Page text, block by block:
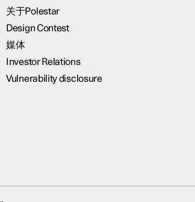
关于Polestar
Design Contest
媒体
Investor Relations
Vulnerability disclosure